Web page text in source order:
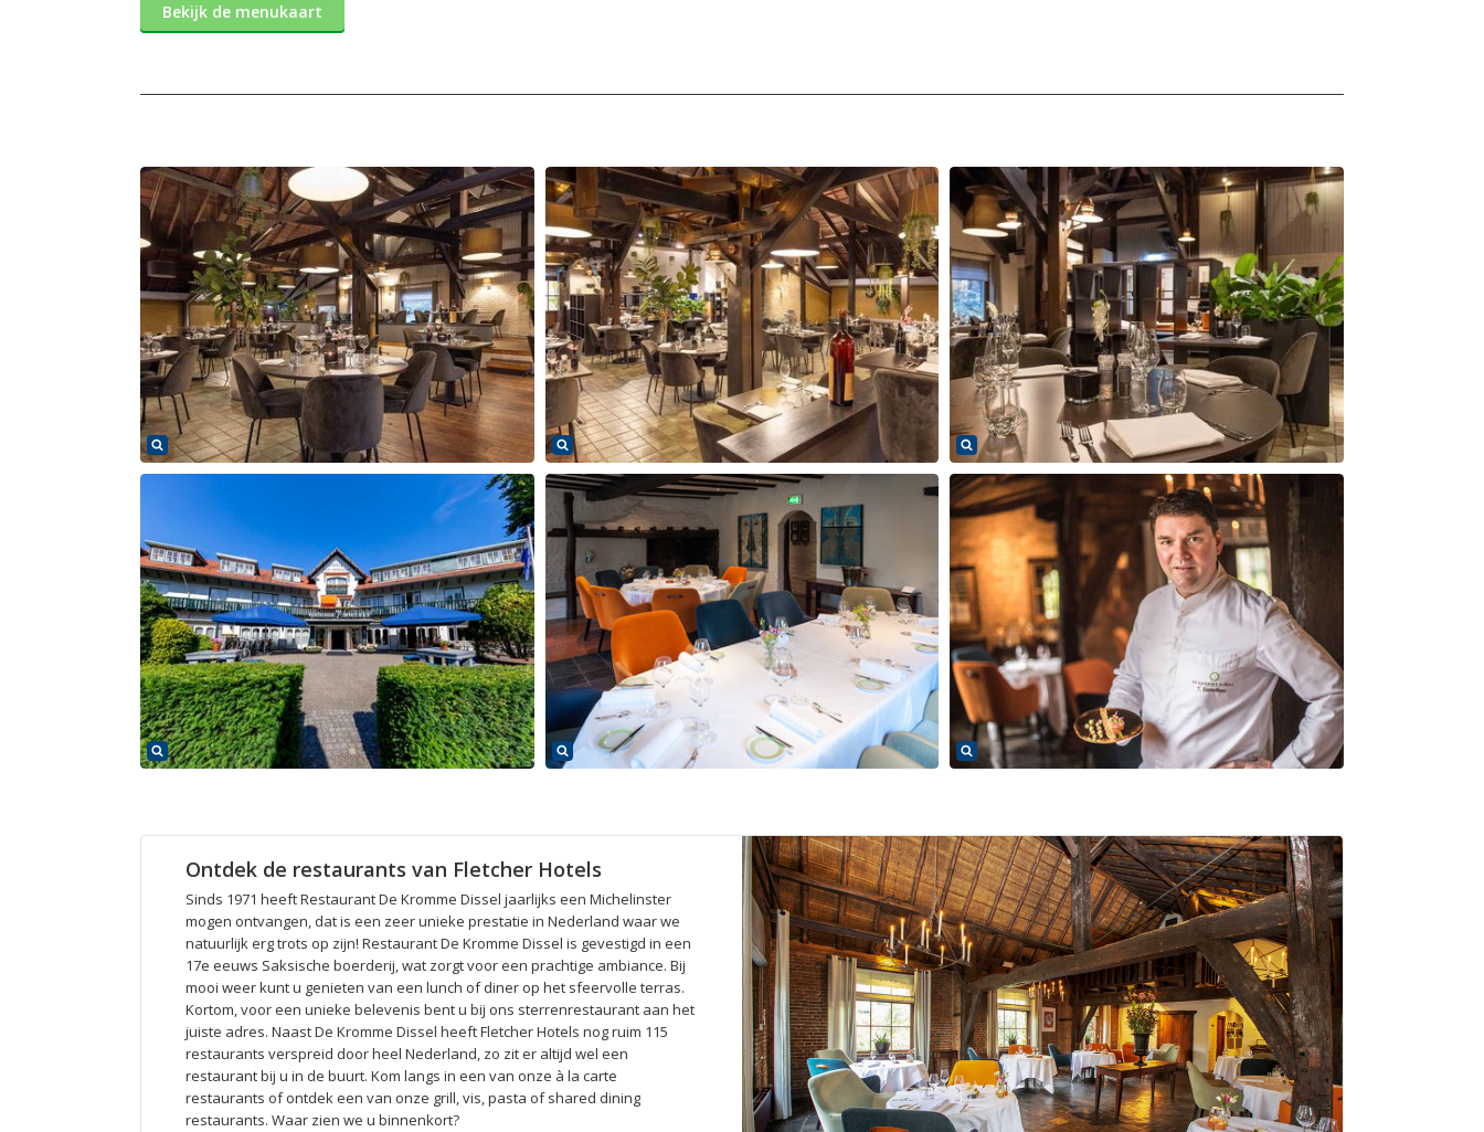
Bekijk de menukaart
Ontdek de restaurants van Fletcher Hotels
Sinds 1971 heeft Restaurant De Kromme Dissel jaarlijks een Michelinster
mogen ontvangen, dat is een zeer unieke prestatie in Nederland waar we
natuurlijk erg trots op zijn! Restaurant De Kromme Dissel is gevestigd in een
17e eeuws Saksische boerderij, wat zorgt voor een prachtige ambiance. Bij
mooi weer kunt u genieten van een lunch of diner op het sfeervolle terras.
Kortom, voor een unieke belevenis bent u bij ons sterrenrestaurant aan het
juiste adres. Naast De Kromme Dissel heeft Fletcher Hotels nog ruim 115
restaurants verspreid door heel Nederland, zo zit er altijd wel een
restaurant bij u in de buurt. Kom langs in een van onze à la carte
restaurants of ontdek een van onze grill, vis, pasta of shared dining
restaurants. Waar zien we u binnenkort?